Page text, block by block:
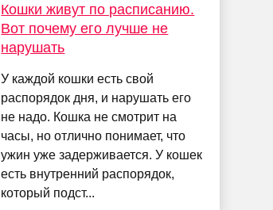
Кошки живут по расписанию.
Вот почему его лучше не
нарушать
У каждой кошки есть свой
распорядок дня, и нарушать его
не надо. Кошка не смотрит на
часы, но отлично понимает, что
ужин уже задерживается. У кошек
есть внутренний распорядок,
который подст...